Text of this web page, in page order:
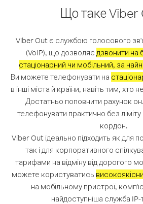
Що таке Viber
Viber Out є службою голосового
(VoIP), що дозволяє дзвонити на
стаціонарний чи мобільний, за
Ви можете телефонувати на
в інші міста й країни, навіть тим, хто
Достатньо поповнити рахунок
телефонувати практично без
кордон.
Viber Out ідеально підходить як для
так і для корпоративного
тарифами на відміну від дорогого
можете користуватись
на мобільному пристрої,
найдоступніша служба IP-